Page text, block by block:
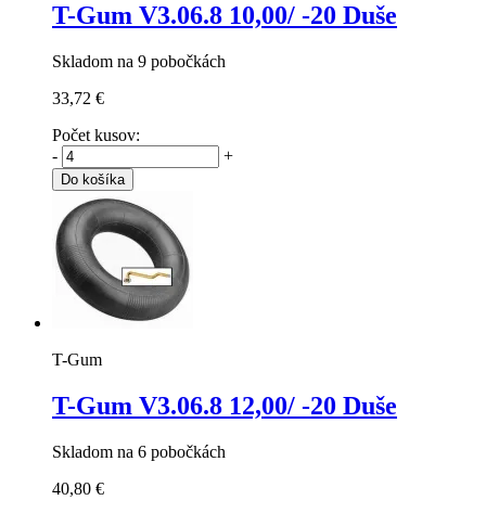
T-Gum V3.06.8 10,00/ -20 Duše
Skladom na 9 pobočkách
33,72 €
Počet kusov:
-
+
Do košíka
T-Gum
T-Gum V3.06.8 12,00/ -20 Duše
Skladom na 6 pobočkách
40,80 €